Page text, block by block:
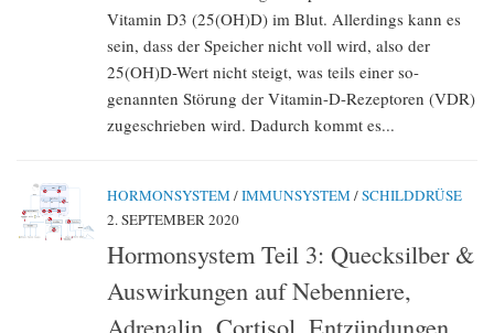
Vitamin D3 (25(OH)D) im Blut. Allerdings kann es
sein, dass der Speicher nicht voll wird, also der
25(OH)D-Wert nicht steigt, was teils einer so-
genannten Störung der Vitamin-D-Rezeptoren (VDR)
zugeschrieben wird. Dadurch kommt es...
HORMONSYSTEM /IMMUNSYSTEM /SCHILDDRÜSE
2. SEPTEMBER 2020
Hormonsystem Teil 3: Quecksilber &
Auswirkungen auf Nebenniere,
Adrenalin, Cortisol, Entzündungen,